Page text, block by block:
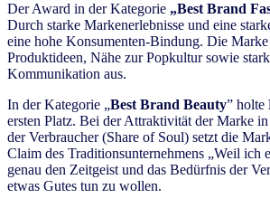
Der Award in der Kategorie „Best Brand
Durch starke Markenerlebnisse und eine
eine hohe Konsumenten-Bindung. Die
Produktideen, Nähe zur Popkultur sowie
Kommunikation aus.
In der Kategorie „Best Brand Beauty” holte
ersten Platz. Bei der Attraktivität der Marke
der Verbraucher (Share of Soul) setzt die
Claim des Traditionsunternehmens „Weil ich
genau den Zeitgeist und das Bedürfnis der
etwas Gutes tun zu wollen.